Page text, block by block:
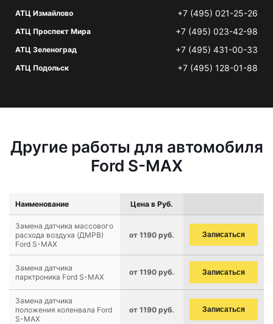
АТЦ Измайлово +7 (495) 021-25-26
АТЦ Проспект Мира +7 (495) 023-42-98
АТЦ Зеленоград +7 (495) 431-00-33
АТЦ Подольск +7 (495) 128-01-88
Другие работы для автомобиля
Ford S-MAX
Наименование Цена в Руб.
Замена датчика массового
расхода воздуха (ДМРВ)
Ford S-MAX
от 1190 руб. Записаться
Замена датчика
парктроника Ford S-MAX
от 1190 руб. Записаться
Замена датчика
положения коленвала Ford
S-MAX
от 1190 руб. Записаться